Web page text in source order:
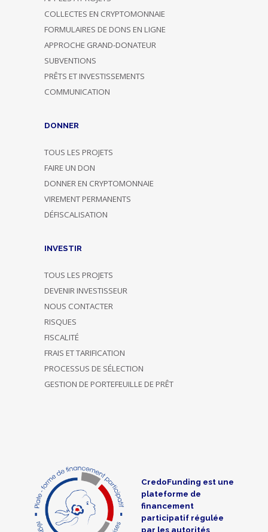
COLLECTES EN CRYPTOMONNAIE
FORMULAIRES DE DONS EN LIGNE
APPROCHE GRAND-DONATEUR
SUBVENTIONS
PRÊTS ET INVESTISSEMENTS
COMMUNICATION
DONNER
TOUS LES PROJETS
FAIRE UN DON
DONNER EN CRYPTOMONNAIE
VIREMENT PERMANENTS
DÉFISCALISATION
INVESTIR
TOUS LES PROJETS
DEVENIR INVESTISSEUR
NOUS CONTACTER
RISQUES
FISCALITÉ
FRAIS ET TARIFICATION
PROCESSUS DE SÉLECTION
GESTION DE PORTEFEUILLE DE PRÊT
CredoFunding est une
plateforme de
financement
participatif régulée
par les autorités